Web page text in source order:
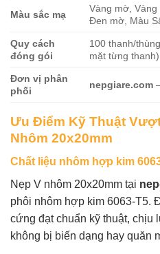
Màu sắc mạ
Vàng mờ, Vàng
Đen mờ, Màu
Quy cách
đóng gói
100 thanh/
mặt từng thanh)
Đơn vị phân
phối
nepgiare.com
Ưu Điểm Kỹ Thuật
Nhôm 20x20mm
Chất liệu nhôm hợp kim
Nẹp V nhôm 20x20mm tại
phôi nhôm hợp kim 6063-T5.
cứng đạt chuẩn kỹ thuật, chịu
không bị biến dạng hay quăn